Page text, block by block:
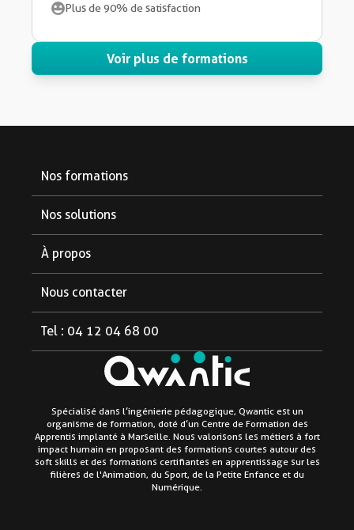
Plus de 90% de satisfaction
Voir plus de formations
Nos formations
Formations courtes
Nos solutions
Pour les partenaires
À propos
Politique de confidentialité
Conditions générales de vente
Nous contacter
Tel : 04 12 04 68 00
Spécialisé dans l’ingénierie pédagogique, Qwantic est un
organisme de formation, doté d’un Centre de Formation des
Apprentis implanté à Marseille. Nous valorisons les métiers à fort
impact humain en proposant des formations courtes autour des
soft skills et des formations certifiantes en apprentissage sur les
filières de l'Animation, du Sport, de la Petite Enfance et du
Numérique.